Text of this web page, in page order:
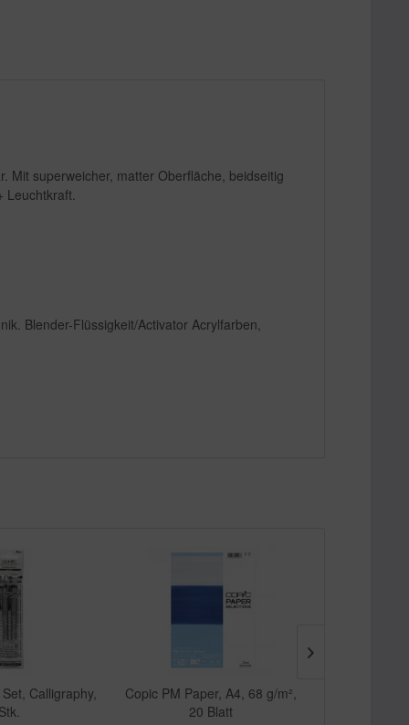
Mit superweicher, matter Oberfläche, beidseitig
Leuchtkraft.
Blender-Flüssigkeit/Activator Acrylfarben,
Calligraphy,
Copic PM Paper, A4, 68 g/m²,
20 Blatt